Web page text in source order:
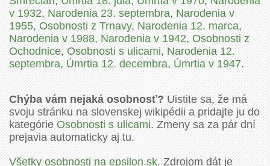
v 1932,Narodenia 23. septembra,Narodenia v
1955,Osobnosti z Trnavy,Narodenia 12. marca,
Narodenia v 1988,Narodenia v 1942,Osobnosti z
Ochodnice,Osobnosti s ulicami,Narodenia 12.
septembra,Úmrtia 12. decembra,Úmrtia v 1947.
Chýba vám nejaká osobnosť?Uistite sa, že má
svoju stránku na slovenskej wikipédii a pridajte ju do
kategórieOsobnosti s ulicami. Zmeny sa za pár dní
prejavia automaticky aj tu.
Všetky osobnosti na epsilon.sk.Zdrojom dát je